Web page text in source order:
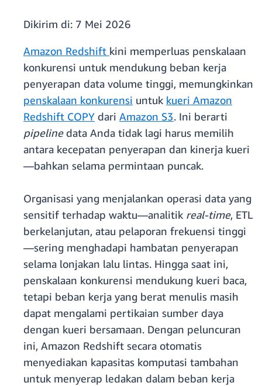
Dikirim di: 7 Mei 2026
Amazon Redshift kini memperluas penskalaan
konkurensi untuk mendukung beban kerja
penyerapan data volume tinggi, memungkinkan
penskalaan konkurensi untuk kueri Amazon
Redshift COPY dari Amazon S3. Ini berarti
pipelinedata Anda tidak lagi harus memilih
antara kecepatan penyerapan dan kinerja kueri
—bahkan selama permintaan puncak.
Organisasi yang menjalankan operasi data yang
sensitif terhadap waktu—analitik real-time, ETL
berkelanjutan, atau pelaporan frekuensi tinggi
—sering menghadapi hambatan penyerapan
selama lonjakan lalu lintas. Hingga saat ini,
penskalaan konkurensi mendukung kueri baca,
tetapi beban kerja yang berat menulis masih
dapat mengalami pertikaian sumber daya
dengan kueri bersamaan. Dengan peluncuran
ini, Amazon Redshift secara otomatis
menyediakan kapasitas komputasi tambahan
untuk menyerap ledakan dalam beban kerja